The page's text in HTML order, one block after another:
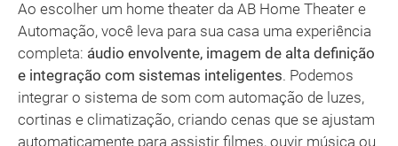
Ao escolher um home theater da AB Home Theater e
Automação, você leva para sua casa uma experiência
completa: áudio envolvente, imagem de alta definição
e integração com sistemas inteligentes. Podemos
integrar o sistema de som com automação de luzes,
cortinas e climatização, criando cenas que se ajustam
automaticamente para assistir filmes, ouvir música ou